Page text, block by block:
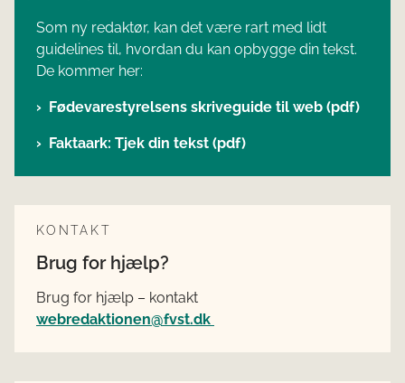
Som ny redaktør, kan det være rart med lidt
guidelines til, hvordan du kan opbygge din tekst.
De kommer her:
Fødevarestyrelsens skriveguide til web (pdf)
Faktaark: Tjek din tekst (pdf)
KONTAKT
Brug for hjælp?
Brug for hjælp – kontakt
webredaktionen@fvst.dk